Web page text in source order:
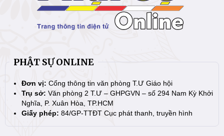
PHẬT SỰ ONLINE
Đơn vị: Cổng thông tin văn phòng T.Ư Giáo hội
Trụ sở: Văn phòng 2 T.Ư – GHPGVN – số 294 Nam Kỳ Khởi
Nghĩa, P. Xuân Hòa, TP.HCM
Giấy phép: 84/GP-TTĐT Cục phát thanh, truyền hình